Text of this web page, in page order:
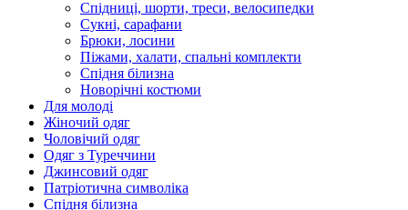
Спідниці, шорти, треси, велосипедки
Сукні, сарафани
Брюки, лосини
Піжами, халати, спальні комплекти
Спідня білизна
Новорічні костюми
Для молоді
Жіночий одяг
Чоловічий одяг
Одяг з Туреччини
Джинсовий одяг
Патріотична символіка
Спідня білизна